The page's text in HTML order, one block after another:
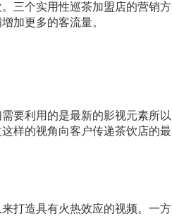
三个实用性巡茶加盟店的营销方
加更多的客流量。
要利用的是最新的影视元素所以
样的视角向客户传递茶饮店的最
打造具有火热效应的视频。一方